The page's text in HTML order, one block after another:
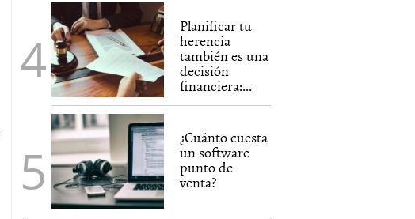
Planificar tu
herencia
también es una
decisión
financiera:...
¿Cuánto cuesta
un software
punto de
venta?